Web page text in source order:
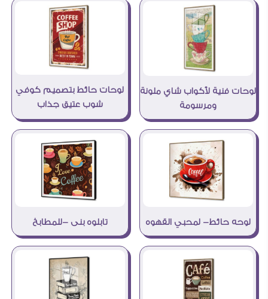
لوحات فنية لأكواب شاي ملونة
ومرسومة
لوحات حائط بتصميم كوفي
شوب عتيق جذاب
لوحه حائط- لمحبي القهوه تابلوه بنى -للمطابخ